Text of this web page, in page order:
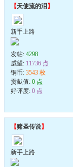
【天使流的泪 】
新手上路
发帖: 4298
威望: 11736 点
铜币: 3543 枚
贡献值: 0 点
好评度: 0 点
【赌圣传说】
新手上路